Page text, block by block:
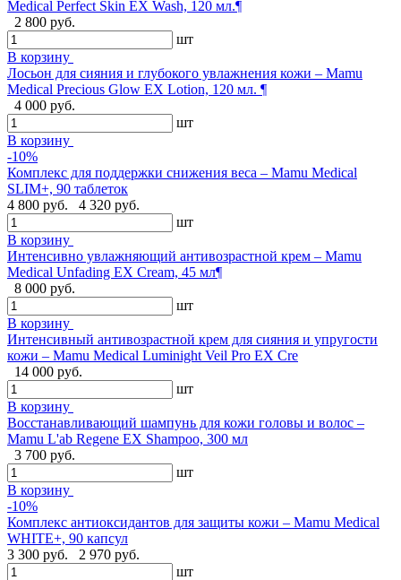
Medical Perfect Skin EX Wash, 120 мл.¶
2 800 руб.
шт
В корзину
Лосьон для сияния и глубокого увлажнения кожи – Mamu
Medical Precious Glow EX Lotion, 120 мл. ¶
4 000 руб.
шт
В корзину
-10%
Комплекс для поддержки снижения веса – Mamu Medical
SLIM+, 90 таблеток
4 800 руб.
4 320 руб.
шт
В корзину
Интенсивно увлажняющий антивозрастной крем – Mamu
Medical Unfading EX Cream, 45 мл¶
8 000 руб.
шт
В корзину
Интенсивный антивозрастной крем для сияния и упругости
кожи – Mamu Medical Luminight Veil Pro EX Cre
14 000 руб.
шт
В корзину
Восстанавливающий шампунь для кожи головы и волос –
Mamu L'ab Regene EX Shampoo, 300 мл
3 700 руб.
шт
В корзину
-10%
Комплекс антиоксидантов для защиты кожи – Mamu Medical
WHITE+, 90 капсул
3 300 руб.
2 970 руб.
шт